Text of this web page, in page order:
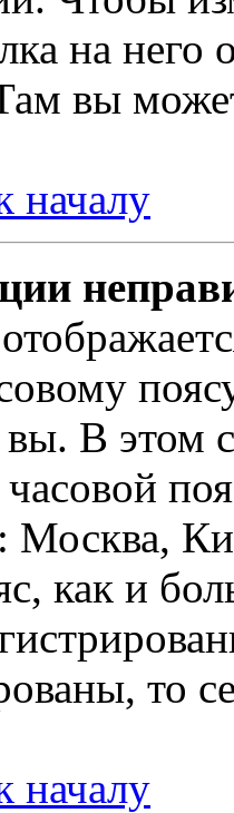
на него
вы
началу
вы. В этом
Москва,
как и
то
началу